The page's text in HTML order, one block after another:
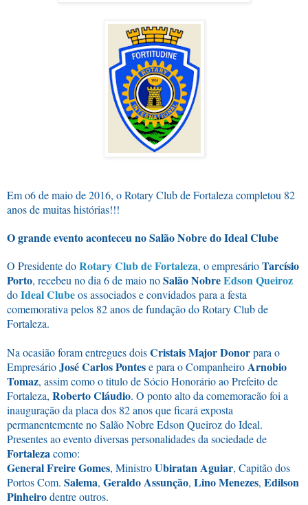
Emo6 de maio de 2016, o Rotary Club de Fortaleza completou 82
anos de muitas histórias!!!
O grande evento aconteceu no Salão Nobre do Ideal Clube
O Presidente doRotary Club de Fortaleza, o empresárioTarcísio
Porto, recebeu no dia 6 de maio noSalão NobreEdson Queiroz
doIdeal Clubeos associados e convidados para a festa
comemorativa pelos 82 anos de fundaçãodo Rotary Club de
Fortaleza.
Na ocasião foram entregues doisCristais Major Donorpara o
EmpresárioJosé Carlos Pontese para o Companheiro Arnobio
Tomaz, assim como o titulo de SócioHonorário ao Prefeito de
Fortaleza, Roberto Cláudio. O ponto alto da comemoracão foi a
inauguração da placa dos 82 anos que ﬁcará exposta
permanentemente no Salão Nobre Edson Queiroz do Ideal.
Presentes ao evento diversaspersonalidades da sociedade de
Fortaleza como:
General Freire Gomes, MinistroUbiratan Aguiar, Capitão dos
Portos Com. Salema, Geraldo Assunção, Lino Menezes, Edilson
Pinheirodentre outros.